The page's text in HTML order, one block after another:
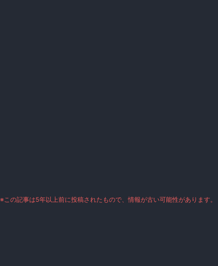
※この記事は5年以上前に投稿されたもので、情報が古い可能性があります。